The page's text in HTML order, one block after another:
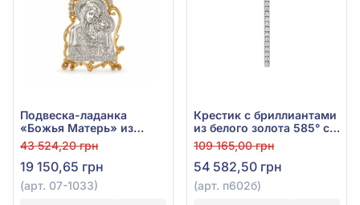
Подвеска-ладанка
«Божья Матерь» из
красно-белого золота
585° с фианитом, арт.
07-1033
43 524,20 грн
19 150,65 грн
(арт. 07-1033)
Крестик с бриллиантами
из белого золота 585° с
бриллиантом 0,44ct, арт.
п602б
109 165,00 грн
54 582,50 грн
(арт. п602б)